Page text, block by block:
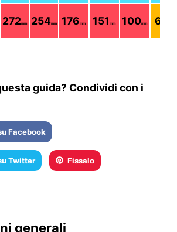
272mm 254mm 176mm 151mm 100mm 62
guida? Condividi con i
Facebook
Twitter Fissalo
generali